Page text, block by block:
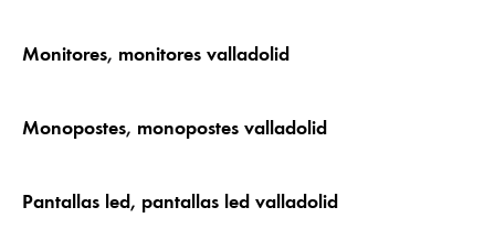
Monitores, monitores valladolid
Monopostes, monopostes valladolid
Pantallas led, pantallas led valladolid